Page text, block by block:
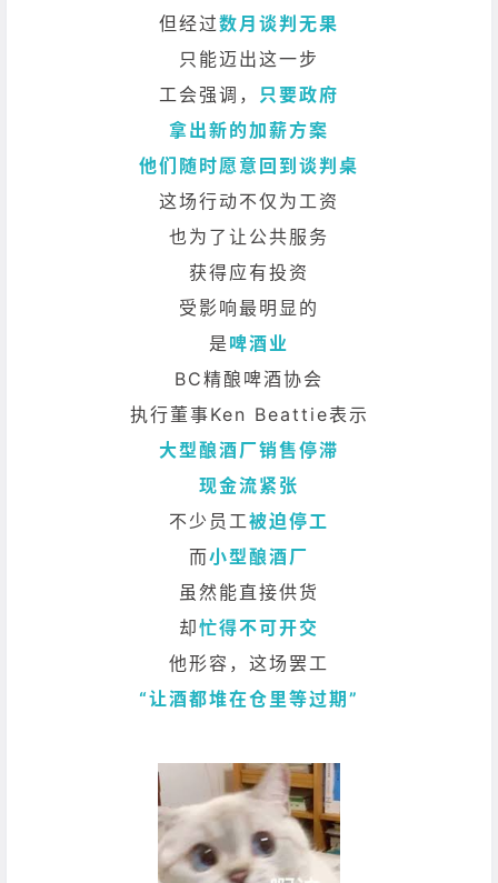
但经过数月谈判无果
只能迈出这一步
工会强调， 只要政府
拿出新的加薪方案
他们随时愿意回到谈判桌
这场行动不仅为工资
也为了让公共服务
获得应有投资
受影响最明显的
是 啤酒业
BC精酿啤酒协会
执行董事Ken Beattie表示
大型酿酒厂销售停滞
现金流紧张
不少员工被迫停工
而小型酿酒厂
虽然能直接供货
却忙得不可开交
他形容，这场罢工
“让酒都堆在仓里等过期”